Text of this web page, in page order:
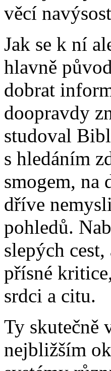
věcí
Jak se k ní
hlavně
dobrat
doopravdy
studoval
s hledáním
smogem, na
dříve
pohledů.
slepých
přísné
srdci a citu.
Ty skutečně
nejbližším